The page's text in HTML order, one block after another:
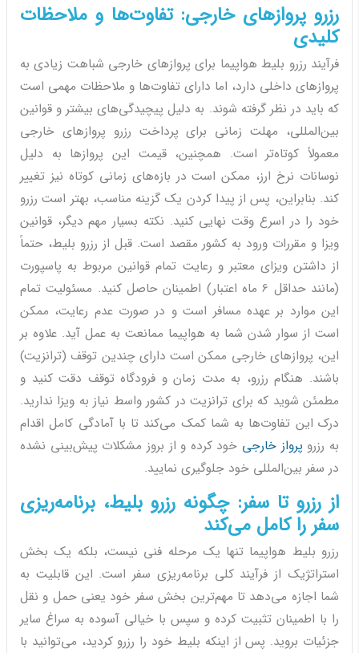
رزرو پروازهای خارجی: تفاوت‌ها و ملاحظات
کلیدی
فرآیند رزرو بلیط هواپیما برای پروازهای خارجی شباهت زیادی به
پروازهای داخلی دارد، اما دارای تفاوت‌ها و ملاحظات مهمی است
که باید در نظر گرفته شوند. به دلیل پیچیدگی‌های بیشتر و قوانین
بین‌المللی، مهلت زمانی برای پرداخت رزرو پروازهای خارجی
معمولاً کوتاه‌تر است. همچنین، قیمت این پروازها به دلیل
نوسانات نرخ ارز، ممکن است در بازه‌های زمانی کوتاه نیز تغییر
کند. بنابراین، پس از پیدا کردن یک گزینه مناسب، بهتر است رزرو
خود را در اسرع وقت نهایی کنید. نکته بسیار مهم دیگر، قوانین
ویزا و مقررات ورود به کشور مقصد است. قبل از رزرو بلیط، حتماً
از داشتن ویزای معتبر و رعایت تمام قوانین مربوط به پاسپورت
(مانند حداقل 6 ماه اعتبار) اطمینان حاصل کنید. مسئولیت تمام
این موارد بر عهده مسافر است و در صورت عدم رعایت، ممکن
است از سوار شدن شما به هواپیما ممانعت به عمل آید. علاوه بر
این، پروازهای خارجی ممکن است دارای چندین توقف (ترانزیت)
باشند. هنگام رزرو، به مدت زمان و فرودگاه توقف دقت کنید و
مطمئن شوید که برای ترانزیت در کشور واسط نیاز به ویزا ندارید.
درک این تفاوت‌ها به شما کمک می‌کند تا با آمادگی کامل اقدام
به رزرو پرواز خارجی خود کرده و از بروز مشکلات پیش‌بینی نشده
در سفر بین‌المللی خود جلوگیری نمایید.
از رزرو تا سفر: چگونه رزرو بلیط، برنامه‌ریزی
سفر را کامل می‌کند
رزرو بلیط هواپیما تنها یک مرحله فنی نیست، بلکه یک بخش
استراتژیک از فرآیند کلی برنامه‌ریزی سفر است. این قابلیت به
شما اجازه می‌دهد تا مهم‌ترین بخش سفر خود یعنی حمل و نقل
را با اطمینان تثبیت کرده و سپس با خیالی آسوده به سراغ سایر
جزئیات بروید. پس از اینکه بلیط خود را رزرو کردید، می‌توانید با